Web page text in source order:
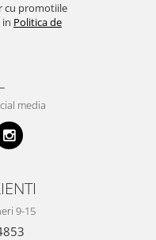
cu promotiile
Politica de
media
9-15